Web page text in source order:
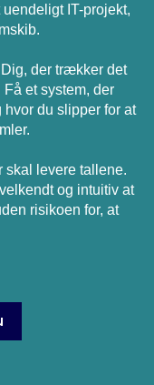
IT-projekt,
Dig, der trækker det
et system, der
hvor du slipper for at
skal levere tallene.
og intuitiv at
risikoen for, at